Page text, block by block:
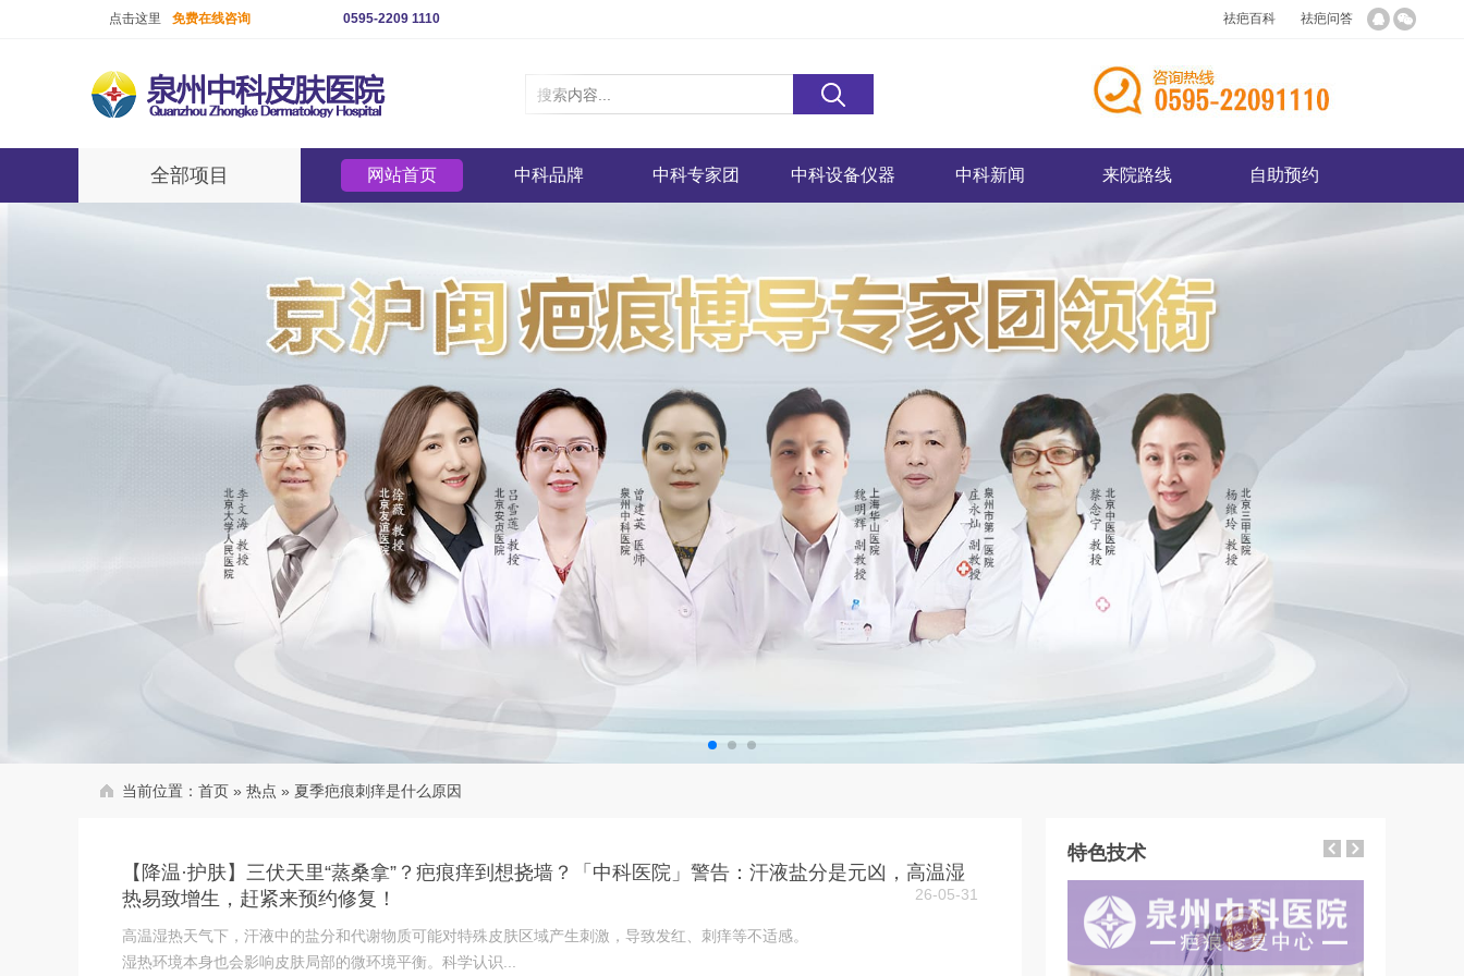
点击这里 免费在线咨询 0595-2209 1110 祛疤百科 祛疤问答
全部项目 网站首页 中科品牌 中科专家团 中科设备仪器 中科新闻 来院路线 自助预约
当前位置： 首页 » 热点 » 夏季疤痕刺痒是什么原因
【降温·护肤】三伏天里“蒸桑拿”？疤痕痒到想挠墙？「中科医院」警告：汗液盐分是元凶，高温湿
热易致增生，赶紧来预约修复！
26-05-31
高温湿热天气下，汗液中的盐分和代谢物质可能对特殊皮肤区域产生刺激，导致发红、刺痒等不适感。
湿热环境本身也会影响皮肤局部的微环境平衡。科学认识...
特色技术